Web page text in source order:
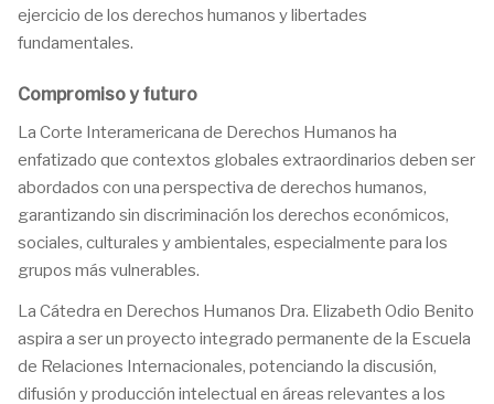
ejercicio de los derechos humanos y libertades
fundamentales.
Compromiso y futuro
La Corte Interamericana de Derechos Humanos ha
enfatizado que contextos globales extraordinarios deben ser
abordados con una perspectiva de derechos humanos,
garantizando sin discriminación los derechos económicos,
sociales, culturales y ambientales, especialmente para los
grupos más vulnerables.
La Cátedra en Derechos Humanos Dra. Elizabeth Odio Benito
aspira a ser un proyecto integrado permanente de la Escuela
de Relaciones Internacionales, potenciando la discusión,
difusión y producción intelectual en áreas relevantes a los